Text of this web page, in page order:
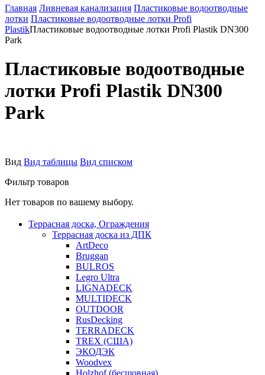
Главная Ливневая канализация Пластиковые водоотводные
лотки Пластиковые водоотводные лотки Profi
PlastikПластиковые водоотводные лотки Profi Plastik DN300
Park
Пластиковые водоотводные
лотки Profi Plastik DN300
Park
Вид Вид таблицы Вид списком
Фильтр товаров
Нет товаров по вашему выбору.
Террасная доска, Ограждения
Террасная доска из ДПК
ArtDeco
Bruggan
BULROS
Legro Ultra
LIGNADECK
MULTIDECK
OUTDOOR
RusDecking
TERRADECK
TREX (США)
ЭКОДЭК
Woodvex
Holzhof (бесшовная)